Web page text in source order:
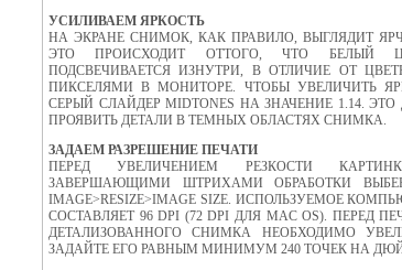
УСИЛИВАЕМ ЯРКОСТЬ
НА ЭКРАНЕ СНИМОК, КАК ПРАВИЛО, ВЫГЛЯДИТ
ЭТО ПРОИСХОДИТ ОТТОГО, ЧТО БЕЛЫЙ
ПОДСВЕЧИВАЕТСЯ ИЗНУТРИ, В ОТЛИЧИЕ ОТ
ПИКСЕЛЯМИ В МОНИТОРЕ. ЧТОБЫ УВЕЛИЧИТЬ
СЕРЫЙ СЛАЙДЕР MIDTONES НА ЗНАЧЕНИЕ 1.14.
ПРОЯВИТЬ ДЕТАЛИ В ТЕМНЫХ ОБЛАСТЯХ СНИМКА.
ЗАДАЕМ РАЗРЕШЕНИЕ ПЕЧАТИ
ПЕРЕД УВЕЛИЧЕНИЕМ РЕЗКОСТИ
ЗАВЕРШАЮЩИМИ ШТРИХАМИ ОБРАБОТКИ
IMAGE>RESIZE>IMAGE SIZE. ИСПОЛЬЗУЕМОЕ
СОСТАВЛЯЕТ 96 DPI (72 DPI ДЛЯ MAC OS). ПЕРЕД
ДЕТАЛИЗОВАННОГО СНИМКА НЕОБХОДИМО
ЗАДАЙТЕ ЕГО РАВНЫМ МИНИМУМ 240 ТОЧЕК НА